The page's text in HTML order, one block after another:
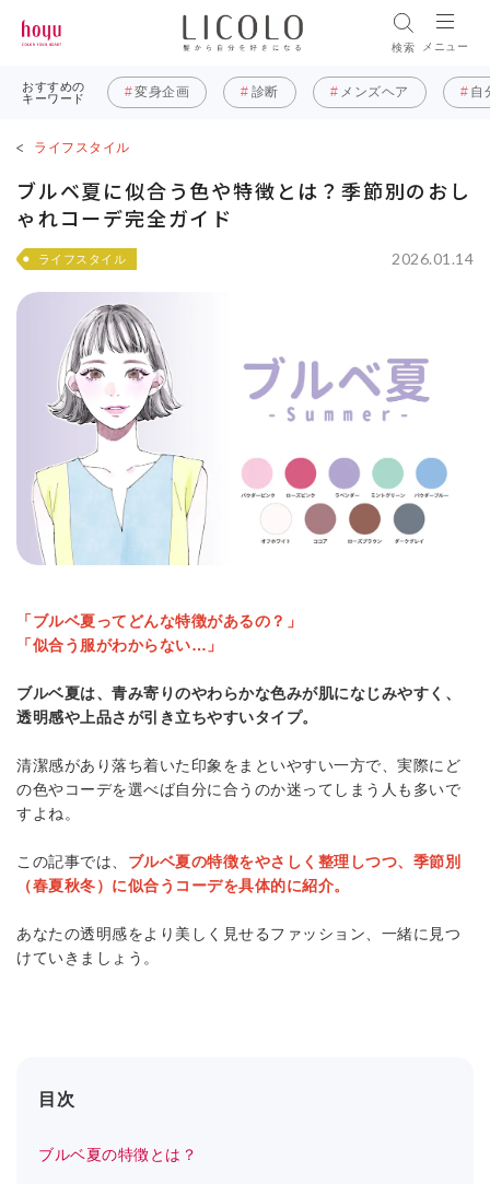
検索 メニュー
おすすめの
キーワード
変身企画 診断 メンズヘア 自
ライフスタイル
ブルベ夏に似合う色や特徴とは？季節別のおし
ゃれコーデ完全ガイド
2026.01.14
ライフスタイル
「ブルベ夏ってどんな特徴があるの？」
「似合う服がわからない…」
ブルベ夏は、青み寄りのやわらかな色みが肌になじみやすく、
透明感や上品さが引き立ちやすいタイプ。
清潔感があり落ち着いた印象をまといやすい一方で、実際にど
の色やコーデを選べば自分に合うのか迷ってしまう人も多いで
すよね。
この記事では、 ブルベ夏の特徴をやさしく整理しつつ、季節別
（春夏秋冬）に似合うコーデを具体的に紹介。
あなたの透明感をより美しく見せるファッション、一緒に見つ
けていきましょう。
目次
ブルベ夏の特徴とは？